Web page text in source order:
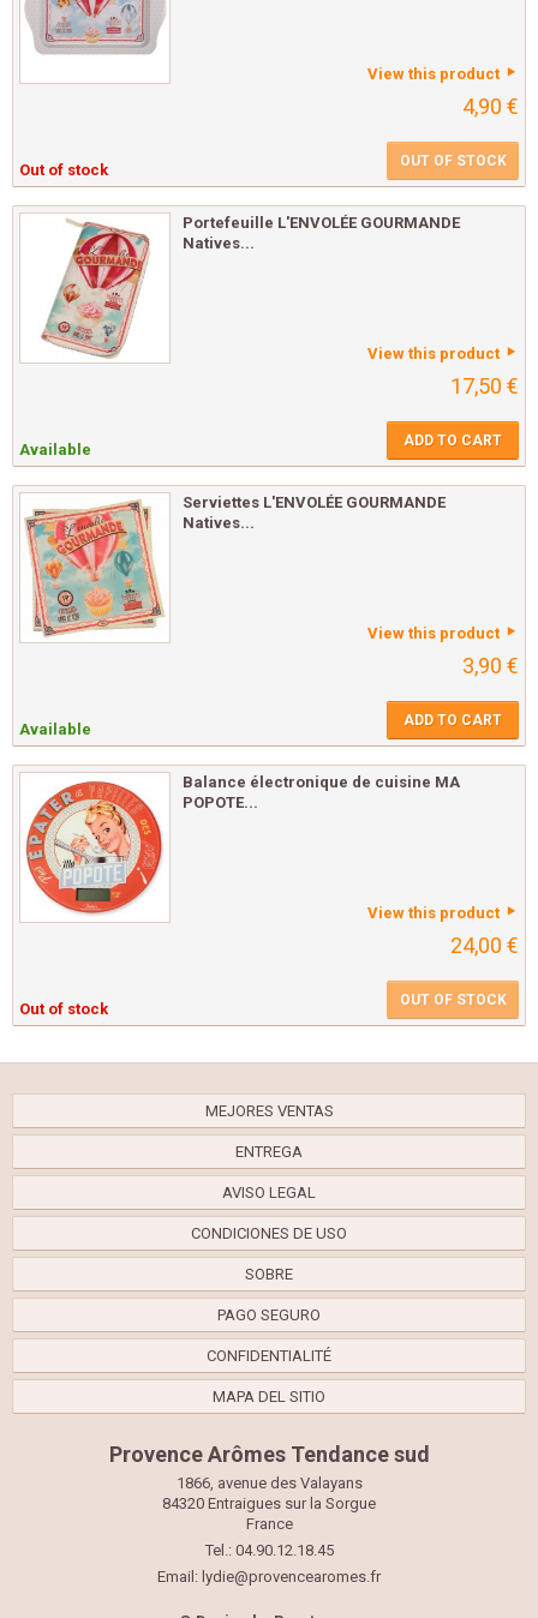
View this product
4,90 €
Out of stock OUT OF STOCK
Portefeuille L'ENVOLÉE GOURMANDE
Natives...
View this product
17,50 €
Available ADD TO CART
Serviettes L'ENVOLÉE GOURMANDE
Natives...
View this product
3,90 €
Available ADD TO CART
Balance électronique de cuisine MA
POPOTE...
View this product
24,00 €
Out of stock OUT OF STOCK
MEJORES VENTAS
ENTREGA
AVISO LEGAL
CONDICIONES DE USO
SOBRE
PAGO SEGURO
CONFIDENTIALITÉ
MAPA DEL SITIO
Provence Arômes Tendance sud
1866, avenue des Valayans
84320 Entraigues sur la Sorgue
France
Tel.: 04.90.12.18.45
Email: lydie@provencearomes.fr